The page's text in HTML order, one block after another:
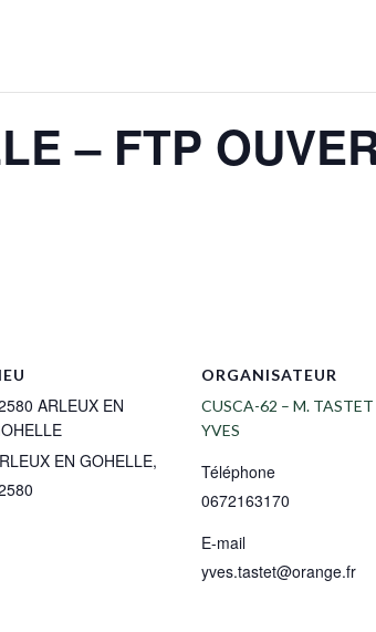
– FTP
ARLEUX EN
EN GOHELLE,
ORGANISATEUR
CUSCA-62 – M. TASTET
YVES
Téléphone
0672163170
E-mail
yves.tastet@orange.fr